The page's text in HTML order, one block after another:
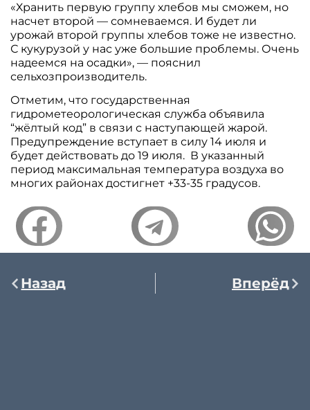
«Хранить первую группу хлебов мы сможем, но
насчет второй — сомневаемся. И будет ли
урожай второй группы хлебов тоже не известно.
С кукурузой у нас уже большие проблемы. Очень
надеемся на осадки», — пояснил
сельхозпроизводитель.
Отметим, что государственная
гидрометеорологическая служба объявила
“жёлтый код” в связи с наступающей жарой.
Предупреждение вступает в силу 14 июля и
будет действовать до 19 июля. В указанный
период максимальная температура воздуха во
многих районах достигнет +33-35 градусов.
Назад Вперёд